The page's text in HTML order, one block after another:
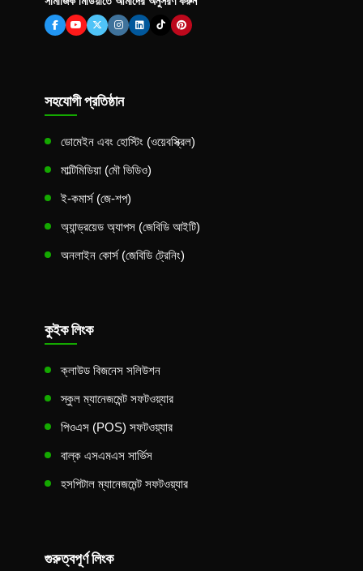
সহযোগী প্রতিষ্ঠান
ডোমেইন এবং হোস্টিং (ওয়েবস্ক্রিল)
মাল্টিমিডিয়া (মৌ ভিডিও)
ই-কমার্স (জে-শপ)
অ্যান্ড্রয়েড অ্যাপস (জেবিডি আইটি)
অনলাইন কোর্স (জেবিডি ট্রেনিং)
কুইক লিংক
ক্লাউড বিজনেস সলিউশন
স্কুল ম্যানেজমেন্ট সফটওয়্যার
পিওএস (POS) সফটওয়্যার
বাল্ক এসএমএস সার্ভিস
হসপিটাল ম্যানেজমেন্ট সফটওয়্যার
গুরুত্বপূর্ণ লিংক